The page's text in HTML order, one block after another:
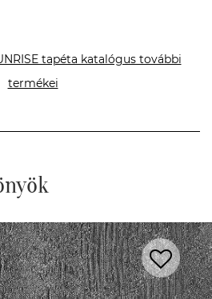
tapéta katalógus további
termékei